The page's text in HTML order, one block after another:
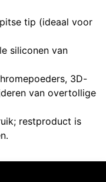
tip (ideaal voor
siliconen van
3D-
van overtollige
restproduct is